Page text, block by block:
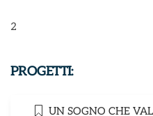
2
PROGETTI:
UN SOGNO CHE